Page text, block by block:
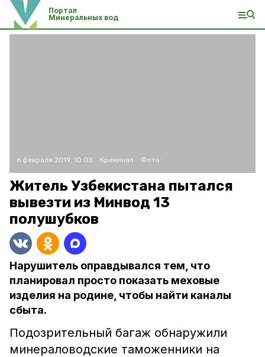
Портал
Минеральных вод
6 февраля 2019, 10:03 Криминал Фото:
Житель Узбекистана пытался
вывезти из Минвод 13
полушубков
Нарушитель оправдывался тем, что
планировал просто показать меховые
изделия на родине, чтобы найти каналы
сбыта.
Подозрительный багаж обнаружили
минераловодские таможенники на